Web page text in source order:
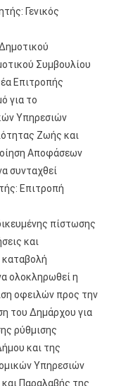
Γενικός
Συμβουλίου
Επιτροπής
για το
Υπηρεσιών
Ζωής και
Αποφάσεων
συνταχθεί
Επιτροπή
πίστωσης
και
ολοκληρωθεί η
οφειλών προς την
του Δημάρχου για
ρύθμισης
και της
Υπηρεσιών
Παραλαβής της